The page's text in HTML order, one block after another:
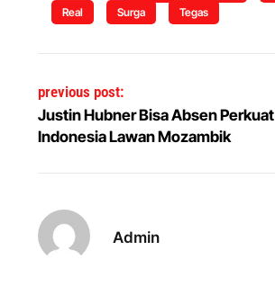
Real
Surga Tegas
Navigasi pos
previous post:
Justin Hubner Bisa Absen
Indonesia Lawan Mozambik
Admin